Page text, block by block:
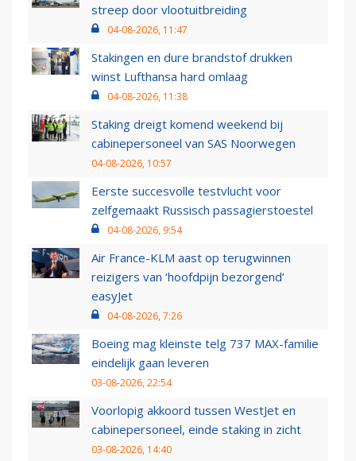
streep door vlootuitbreiding
04-08-2026, 11:47
Stakingen en dure brandstof drukken
winst Lufthansa hard omlaag
04-08-2026, 11:38
Staking dreigt komend weekend bij
cabinepersoneel van SAS Noorwegen
04-08-2026, 10:57
Eerste succesvolle testvlucht voor
zelfgemaakt Russisch passagierstoestel
04-08-2026, 9:54
Air France-KLM aast op terugwinnen
reizigers van ‘hoofdpijn bezorgend’
easyJet
04-08-2026, 7:26
Boeing mag kleinste telg 737 MAX-familie
eindelijk gaan leveren
03-08-2026, 22:54
Voorlopig akkoord tussen WestJet en
cabinepersoneel, einde staking in zicht
03-08-2026, 14:40